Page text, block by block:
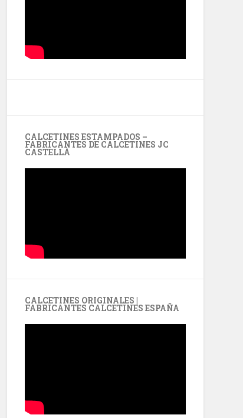
CALCETINES ESTAMPADOS –
FABRICANTES DE CALCETINES JC
CASTELLÀ
CALCETINES ORIGINALES |
FABRICANTES CALCETINES ESPAÑA